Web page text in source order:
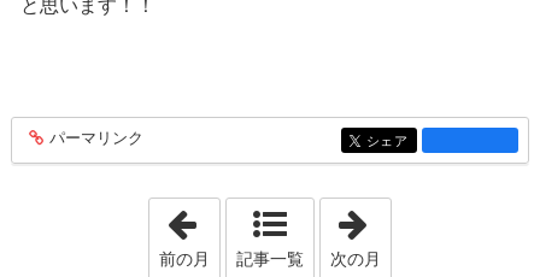
と思います！！
entry1496
パーマリンク entry1496
シェア
「2023年5月」
前の月 記事一覧 次の月